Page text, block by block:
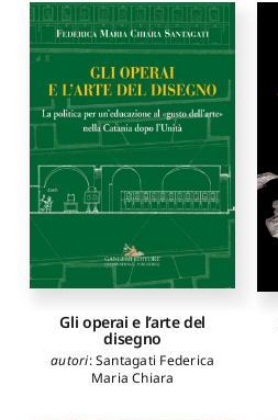
Raimondo Filippo,Rovigatti
Piero,Tunzi Pasquale,Ulisse
Alberto,Unali Maurizio,
Varagnoli Claudio ,Verazzo
Clara,Viskovic Alberto,
Zazzara Lucio
Gli operai e l’arte del
disegno
autori:Santagati Federica
Maria Chiara